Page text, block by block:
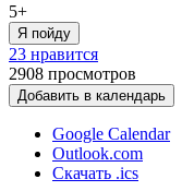
5+
Я пойду
23 нравится
2908 просмотров
Добавить в календарь
Google Calendar
Outlook.com
Скачать .ics